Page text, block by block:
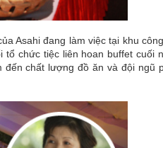
Asahi đang làm việc tại khu
chức tiệc liên hoan buffet cuối
chất lượng đồ ăn và đội ngũ